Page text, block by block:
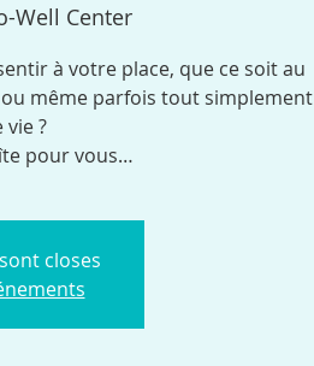
Well Center
à votre place, que ce soit au
même parfois tout simplement
?
pour vous…
closes